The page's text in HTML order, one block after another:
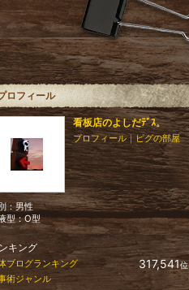
ロフィール
看板店のよしだﾃﾞｽ。
プロフィール｜ ピグの部屋
：男性
型：O型
キング
ブログランキング 317,541位
術ジャンル